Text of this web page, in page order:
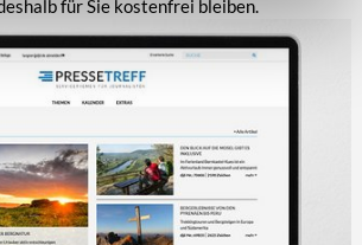
für Sie kostenfrei bleiben.